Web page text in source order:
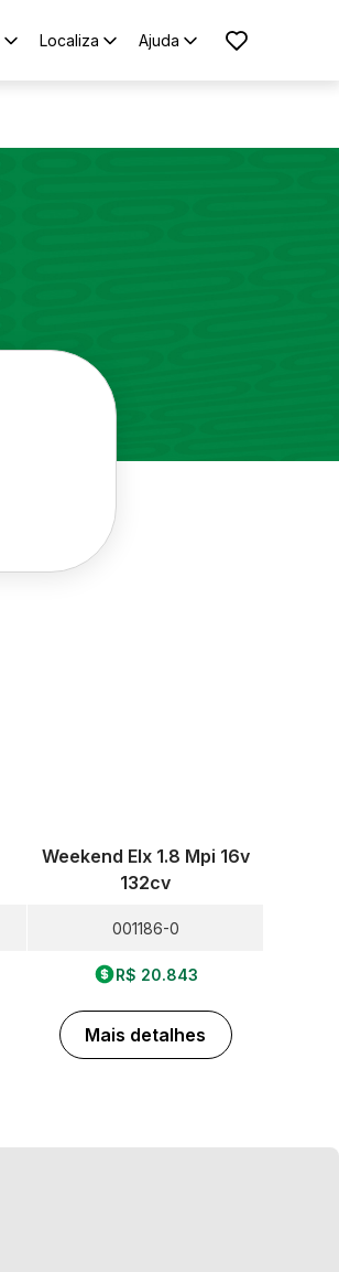
Localiza Ajuda
Weekend Elx 1.8 Mpi 16v
132cv
001186-0
R$ 20.843
Mais detalhes